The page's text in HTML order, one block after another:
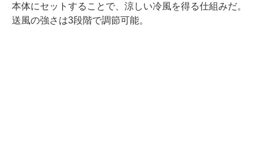
本体にセットすることで、涼しい冷風を得る仕組みだ。
送風の強さは3段階で調節可能。